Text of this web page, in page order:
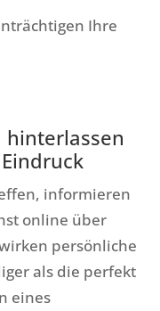
Ihre
hinterlassen
informieren
online über
persönliche
als die perfekt
eines